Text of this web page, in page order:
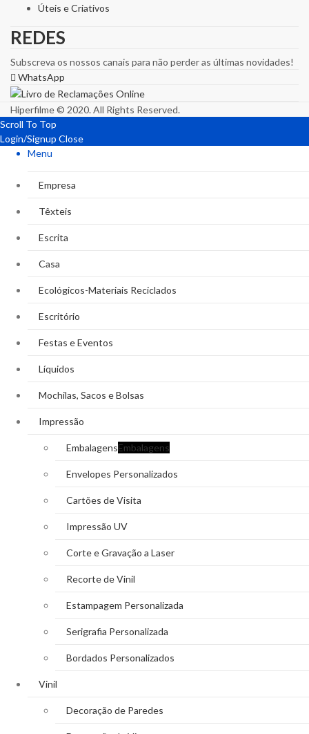
Úteis e Criativos
REDES
Subscreva os nossos canais para não perder as últimas novidades!
WhatsApp
Hiperfilme © 2020. All Rights Reserved.
Scroll To Top
Login/Signup Close
Menu
Empresa
Têxteis
Escrita
Casa
Ecológicos-Materiais Reciclados
Escritório
Festas e Eventos
Líquidos
Mochilas, Sacos e Bolsas
Impressão
EmbalagensEmbalagens
Envelopes Personalizados
Cartões de Visita
Impressão UV
Corte e Gravação a Laser
Recorte de Vinil
Estampagem Personalizada
Serigrafia Personalizada
Bordados Personalizados
Vinil
Decoração de Paredes